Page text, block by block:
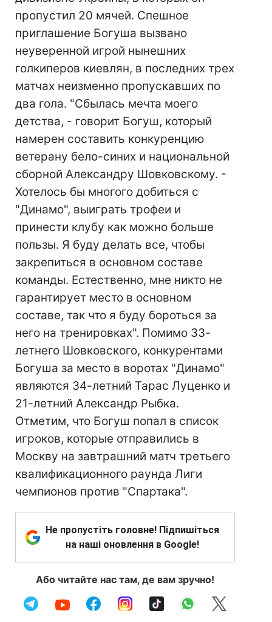
пропустил 20 мячей. Спешное
приглашение Богуша вызвано
неуверенной игрой нынешних
голкиперов киевлян, в последних трех
матчах неизменно пропускавших по
два гола. "Сбылась мечта моего
детства, - говорит Богуш, который
намерен составить конкуренцию
ветерану бело-синих и национальной
сборной Александру Шовковскому. -
Хотелось бы многого добиться с
"Динамо", выиграть трофеи и
принести клубу как можно больше
пользы. Я буду делать все, чтобы
закрепиться в основном составе
команды. Естественно, мне никто не
гарантирует место в основном
составе, так что я буду бороться за
него на тренировках". Помимо 33-
летнего Шовковского, конкурентами
Богуша за место в воротах "Динамо"
являются 34-летний Тарас Луценко и
21-летний Александр Рыбка.
Отметим, что Богуш попал в список
игроков, которые отправились в
Москву на завтрашний матч третьего
квалификационного раунда Лиги
чемпионов против "Спартака".
Не пропустіть головне! Підпишіться
на наші оновлення в Google!
Або читайте нас там, де вам зручно!